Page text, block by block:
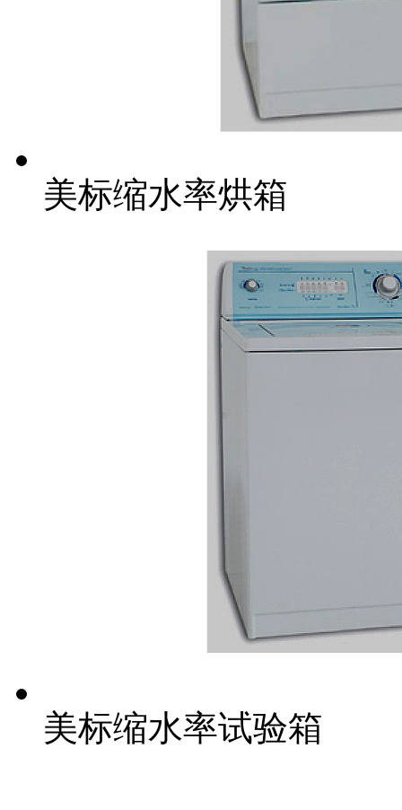
美标缩水率烘箱
美标缩水率试验箱